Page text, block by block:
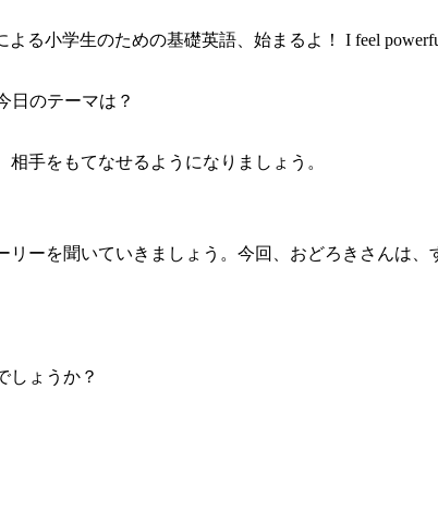
る小学生のための基礎英語、始まるよ！ I feel
日のテーマは？
相手をもてなせるようになりましょう。
ーを聞いていきましょう。今回、おどろきさんは、
しょうか？